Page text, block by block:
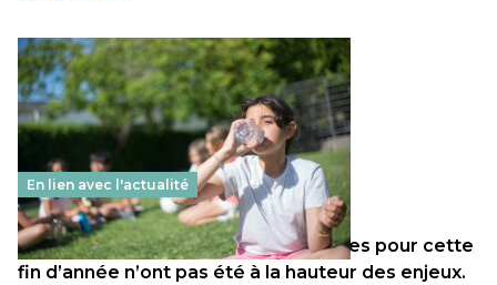
En lien avec l'actualité
Les décisions ministérielles attendues pour cette
fin d’année n’ont pas été à la hauteur des enjeux.